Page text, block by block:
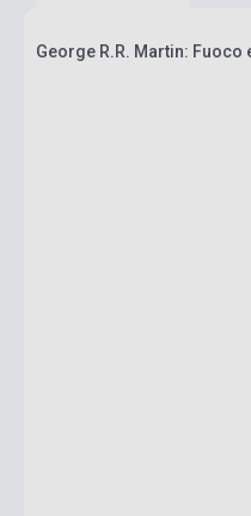
George R.R. Martin: Fuoco